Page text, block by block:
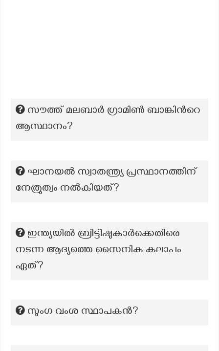
സൗത്ത് മലബാര്‍ ഗ്രാമിണ്‍ ബാങ്കിന്‍റെ
ആസ്ഥാനം?
ഘാനയൽ സ്വാതന്ത്ര്യ പ്രസ്ഥാനത്തിന്
നേത്രുത്വം നൽകിയത്?
ഇന്ത്യയിൽ ബ്രിട്ടീഷുകാർക്കെതിരെ
നടന്ന ആദ്യത്തെ സൈനിക കലാപം
ഏത്?
സുംഗ വംശ സ്ഥാപകന്‍?